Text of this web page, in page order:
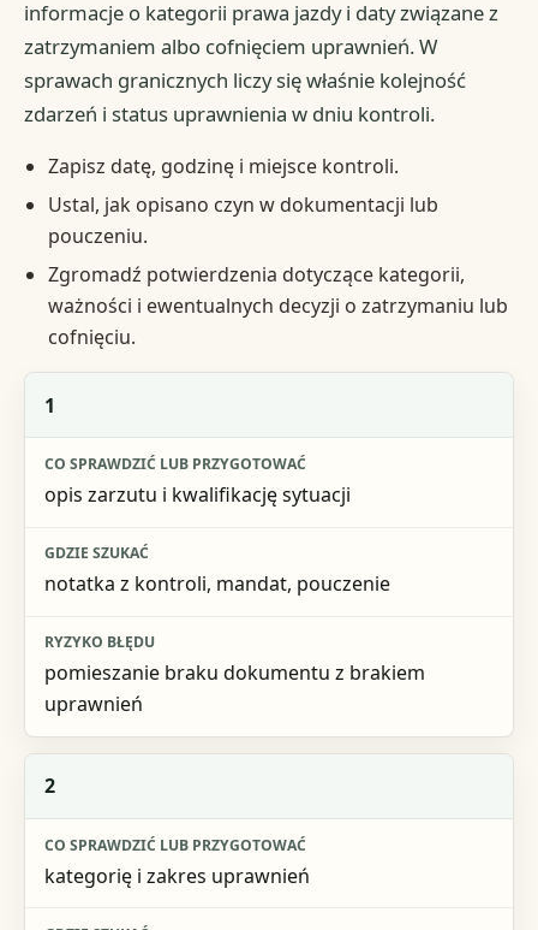
informacje o kategorii prawa jazdy i daty związane z
zatrzymaniem albo cofnięciem uprawnień. W
sprawach granicznych liczy się właśnie kolejność
zdarzeń i status uprawnienia w dniu kontroli.
Zapisz datę, godzinę i miejsce kontroli.
Ustal, jak opisano czyn w dokumentacji lub
pouczeniu.
Zgromadź potwierdzenia dotyczące kategorii,
ważności i ewentualnych decyzji o zatrzymaniu lub
cofnięciu.
Krok
Co sprawdzić lub przygotować
Gdzie szukać
1
opis zarzutu i kwalifikację sytuacji
notatka z kontroli, mandat, pouczenie
pomieszanie braku dokumentu z brakiem
uprawnień
2
kategorię i zakres uprawnień